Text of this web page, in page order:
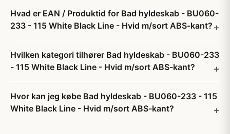
Hvad er EAN / Produktid for Bad hyldeskab - BU060-
233 - 115 White Black Line - Hvid m/sort ABS-kant?
Hvilken kategori tilhører Bad hyldeskab - BU060-233
- 115 White Black Line - Hvid m/sort ABS-kant?
Hvor kan jeg købe Bad hyldeskab - BU060-233 - 115
White Black Line - Hvid m/sort ABS-kant?